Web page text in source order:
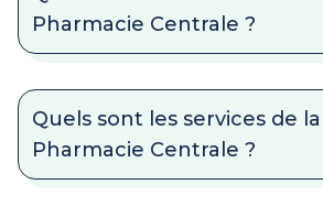
Pharmacie Centrale ?
Quels sont les services de la
Pharmacie Centrale ?